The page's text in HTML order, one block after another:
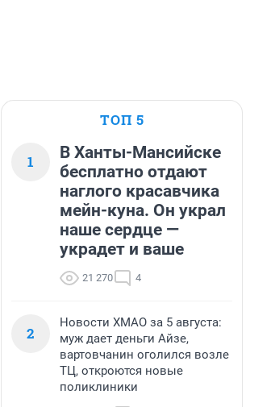
ТОП 5
1
В Ханты-Мансийске
бесплатно отдают
наглого красавчика
мейн-куна. Он украл
наше сердце —
украдет и ваше
21 270 4
2
Новости ХМАО за 5 августа:
муж дает деньги Айзе,
вартовчанин оголился возле
ТЦ, откроются новые
поликлиники